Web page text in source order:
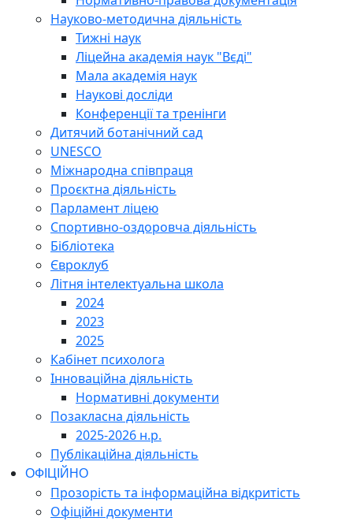
Науково-методична діяльність
Тижні наук
Ліцейна академія наук "Вєді"
Мала академія наук
Наукові досліди
Конференції та тренінги
Дитячий ботанічний сад
UNESCO
Міжнародна співпраця
Проєктна діяльність
Парламент ліцею
Спортивно-оздоровча діяльність
Бібліотека
Євроклуб
Літня інтелектуальна школа
2024
2023
2025
Кабінет психолога
Інноваційна діяльність
Нормативні документи
Позакласна діяльність
2025-2026 н.р.
Публікаційна діяльність
ОФІЦІЙНО
Прозорість та інформаційна відкритість
Офіційні документи